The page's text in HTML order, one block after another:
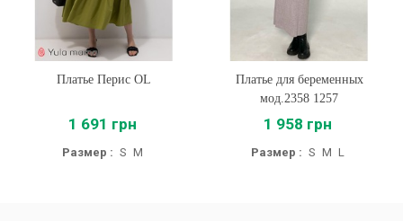
Платье Перис OL
1 691 грн
Размер : S M
Платье для беременных
мод.2358 1257
1 958 грн
Размер : S M L